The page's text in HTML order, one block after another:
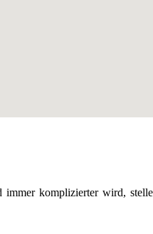
komplizierter wird,